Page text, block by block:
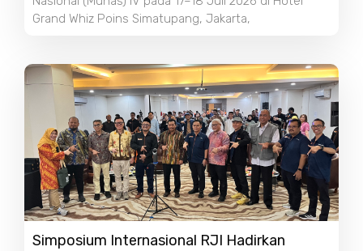
Grand Whiz Poins Simatupang, Jakarta,
Simposium Internasional RJI Hadirkan